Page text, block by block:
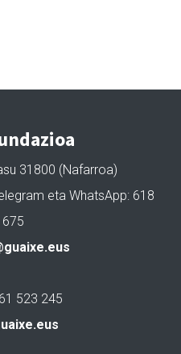
31800 (Nafarroa)
eta WhatsApp: 618
523 245